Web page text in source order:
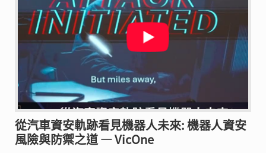
從汽車資安軌跡看見機器人未來: 機器人資安
風險與防禦之道 — VicOne